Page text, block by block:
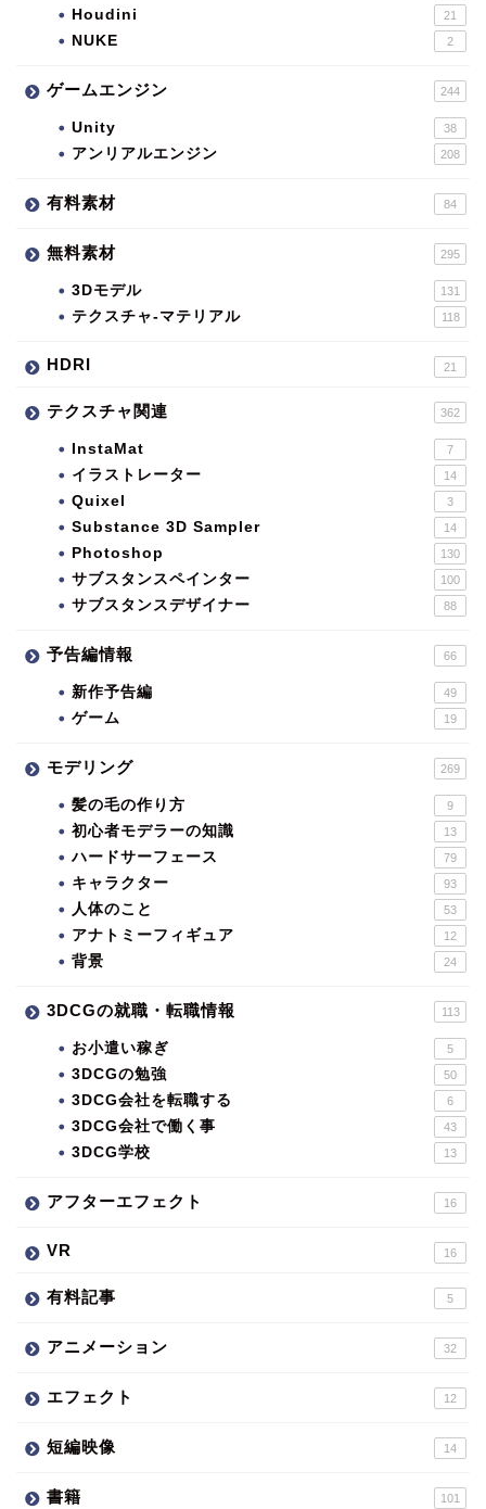
Houdini 21
NUKE 2
ゲームエンジン 244
Unity 38
アンリアルエンジン 208
有料素材 84
無料素材 295
3Dモデル 131
テクスチャ-マテリアル 118
HDRI 21
テクスチャ関連 362
InstaMat 7
イラストレーター 14
Quixel 3
Substance 3D Sampler 14
Photoshop 130
サブスタンスペインター 100
サブスタンスデザイナー 88
予告編情報 66
新作予告編 49
ゲーム 19
モデリング 269
髪の毛の作り方 9
初心者モデラーの知識 13
ハードサーフェース 79
キャラクター 93
人体のこと 53
アナトミーフィギュア 12
背景 24
3DCGの就職・転職情報 113
お小遣い稼ぎ 5
3DCGの勉強 50
3DCG会社を転職する 6
3DCG会社で働く事 43
3DCG学校 13
アフターエフェクト 16
VR 16
有料記事 5
アニメーション 32
エフェクト 12
短編映像 14
書籍 101